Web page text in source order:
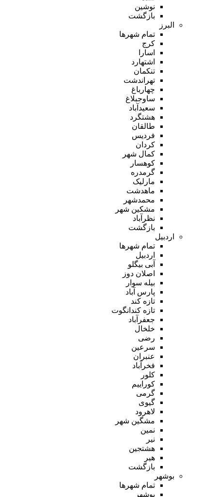
نوشین
بازگشت
البرز
تمام شهر‌ها
کرج
اسارا
اشتهارد
تنکمان
تهراندشت
چهارباغ
ساوجبلاغ
سعیدآباد
هشتگرد
طالقان
فردیس
کردان
کمال شهر
کوهسار
گرمدره
مارلیک
ماهدشت
محمدشهر
مشکین شهر
نظرآباد
بازگشت
اردبیل
تمام شهر‌ها
اردبیل
آبی بیگلو
اصلان دوز
بیله سوار
پارس آباد
تازه کند
تازه کندانگوت
جعفرآباد
خلخال
رضی
سرعین
عنبران
فخرآباد
کلور
کوراییم
گرمی
گیوی
لاهرود
مشگین شهر
نمین
نیر
هشتجین
هیر
بازگشت
بوشهر
تمام شهر‌ها
بوشهر